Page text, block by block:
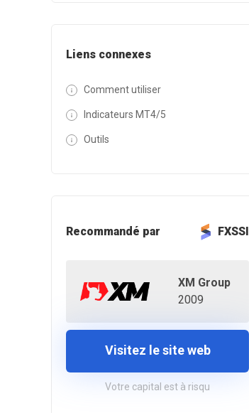
Liens connexes
Comment utiliser
Indicateurs MT4/5
Outils
Recommandé par FXSSI
XM Group
2009
Visitez le site web
Votre capital est à risqu